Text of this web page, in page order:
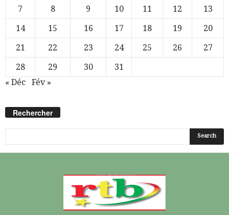
7
8 9 10 11 12
13
14
15 16 17 18 19
20
21
22 23 24 25 26
27
28
29 30
31
« Déc
Fév »
Rechercher